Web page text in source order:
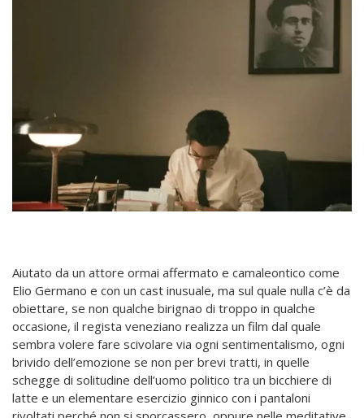
Aiutato da un attore ormai affermato e camaleontico come
Elio Germano e con un cast inusuale, ma sul quale nulla c’è da
obiettare, se non qualche birignao di troppo in qualche
occasione, il regista veneziano realizza un film dal quale
sembra volere fare scivolare via ogni sentimentalismo, ogni
brivido dell’emozione se non per brevi tratti, in quelle
schegge di solitudine dell’uomo politico tra un bicchiere di
latte e un elementare esercizio ginnico con i pantaloni